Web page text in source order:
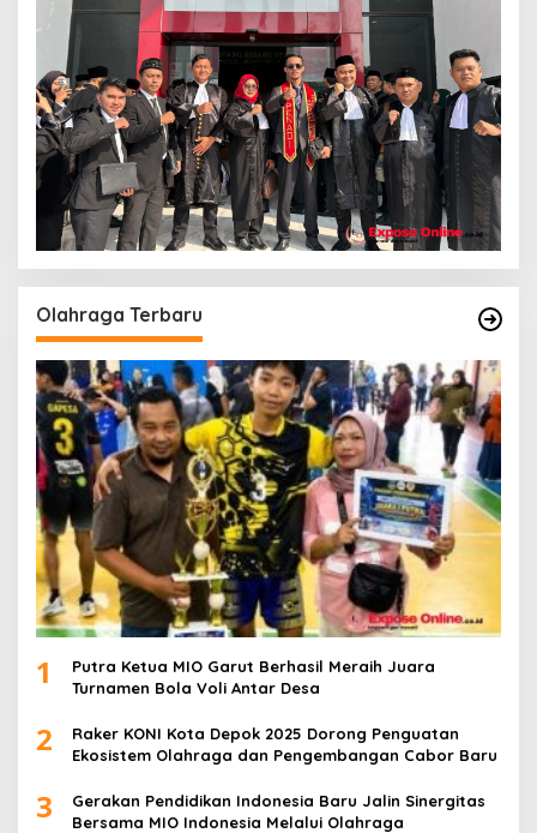
Olahraga Terbaru
1
Putra Ketua MIO Garut Berhasil Meraih Juara
Turnamen Bola Voli Antar Desa
2
Raker KONI Kota Depok 2025 Dorong Penguatan
Ekosistem Olahraga dan Pengembangan Cabor Baru
3
Gerakan Pendidikan Indonesia Baru Jalin Sinergitas
Bersama MIO Indonesia Melalui Olahraga